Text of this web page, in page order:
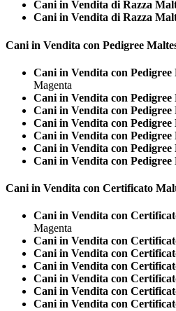
Cani in Vendita di Razza
Cani in Vendita di Razza
Cani in Vendita con Pedigree
Cani in Vendita con
Magenta
Cani in Vendita con Pedigree
Cani in Vendita con Pedigree
Cani in Vendita con Pedigree
Cani in Vendita con Pedigree
Cani in Vendita con Pedigree
Cani in Vendita con Pedigree
Cani in Vendita con Certificato
Cani in Vendita con
Magenta
Cani in Vendita con
Cani in Vendita con
Cani in Vendita con
Cani in Vendita con
Cani in Vendita con
Cani in Vendita con